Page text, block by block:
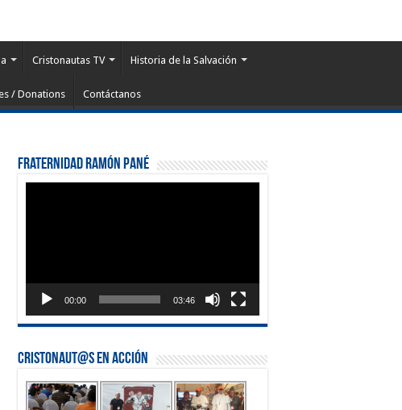
Cristonautas TV Historia de la Salvación
/ Donations Contáctanos
Fraternidad Ramón Pané
00:00 03:46
Cristonaut@s en Acción